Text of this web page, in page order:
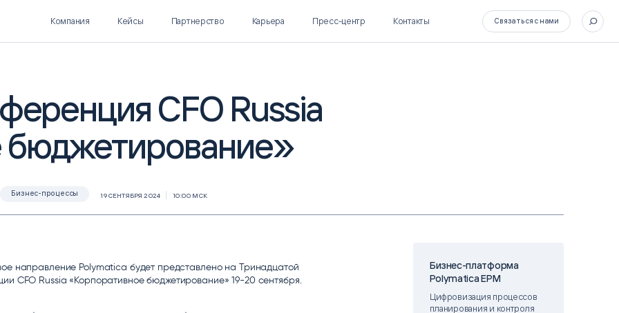
Polymatica EPM
ПЛАНИРОВАНИЕ И
БЮДЖЕТИРОВАНИЕ
SL Soft AI
AI ДЛЯ ГИПЕРАВТОМАТИЗАЦИИ
Компания Кейсы Партнерство Карьера Пресс-центр Контакты Связаться с нами
CFO Russia
бюджетирование»
Бизнес-процессы 19 СЕНТЯБРЯ 2024 10:00 МСК
направление Polymatica будет представлено на Тринадцатой
CFO Russia «Корпоративное бюджетирование» 19-20 сентября.
Бизнес-платформа
Polymatica EPM
Цифровизация процессов
планирования и контроля